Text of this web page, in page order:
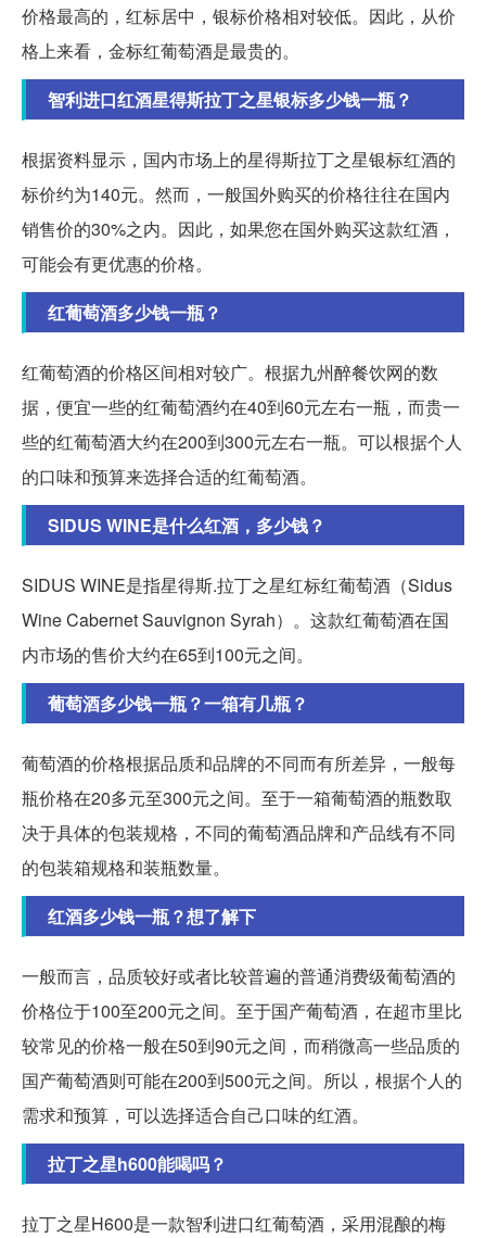
价格最高的，红标居中，银标价格相对较低。因此，从价
格上来看，金标红葡萄酒是最贵的。
智利进口红酒星得斯拉丁之星银标多少钱一瓶？
根据资料显示，国内市场上的星得斯拉丁之星银标红酒的
标价约为140元。然而，一般国外购买的价格往往在国内
销售价的30%之内。因此，如果您在国外购买这款红酒，
可能会有更优惠的价格。
红葡萄酒多少钱一瓶？
红葡萄酒的价格区间相对较广。根据九州醉餐饮网的数
据，便宜一些的红葡萄酒约在40到60元左右一瓶，而贵一
些的红葡萄酒大约在200到300元左右一瓶。可以根据个人
的口味和预算来选择合适的红葡萄酒。
SIDUS WINE是什么红酒，多少钱？
SIDUS WINE是指星得斯.拉丁之星红标红葡萄酒（Sidus
Wine Cabernet Sauvignon Syrah）。这款红葡萄酒在国
内市场的售价大约在65到100元之间。
葡萄酒多少钱一瓶？一箱有几瓶？
葡萄酒的价格根据品质和品牌的不同而有所差异，一般每
瓶价格在20多元至300元之间。至于一箱葡萄酒的瓶数取
决于具体的包装规格，不同的葡萄酒品牌和产品线有不同
的包装箱规格和装瓶数量。
红酒多少钱一瓶？想了解下
一般而言，品质较好或者比较普遍的普通消费级葡萄酒的
价格位于100至200元之间。至于国产葡萄酒，在超市里比
较常见的价格一般在50到90元之间，而稍微高一些品质的
国产葡萄酒则可能在200到500元之间。所以，根据个人的
需求和预算，可以选择适合自己口味的红酒。
拉丁之星h600能喝吗？
拉丁之星H600是一款智利进口红葡萄酒，采用混酿的梅